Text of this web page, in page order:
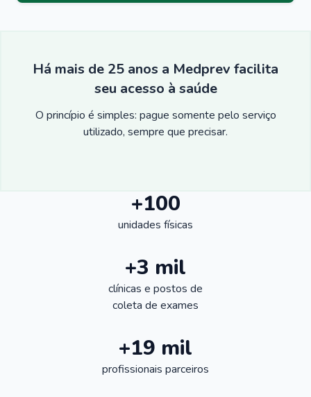
Há mais de 25 anos a Medprev facilita
seu acesso à saúde
O princípio é simples: pague somente pelo serviço
utilizado, sempre que precisar.
+100
unidades físicas
+3 mil
clínicas e postos de
coleta de exames
+19 mil
profissionais parceiros